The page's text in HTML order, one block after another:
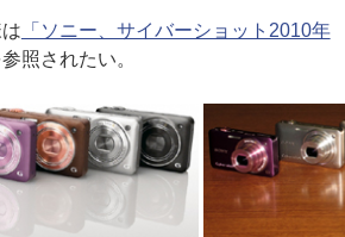
「ソニー、サイバーショット2010年
照されたい。